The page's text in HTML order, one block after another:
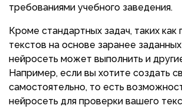
требованиями учебного заведения.
Кроме стандартных задач, таких как
текстов на основе заранее
нейросеть может выполнить и
Например, если вы хотите создать
самостоятельно, то есть
нейросеть для проверки вашего